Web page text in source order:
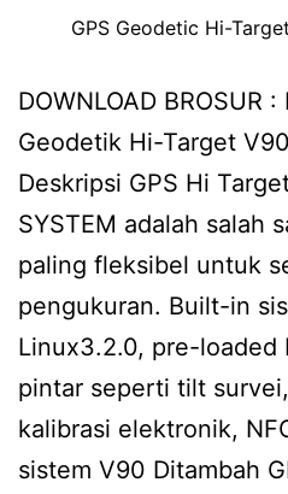
GPS Geodetic Hi-
DOWNLOAD BROSUR
Geodetik Hi-Target
Deskripsi GPS Hi
SYSTEM adalah salah
paling fleksibel untuk
pengukuran. Built-in
Linux3.2.0, pre-loaded
pintar seperti tilt
kalibrasi elektronik,
sistem V90 Ditambah